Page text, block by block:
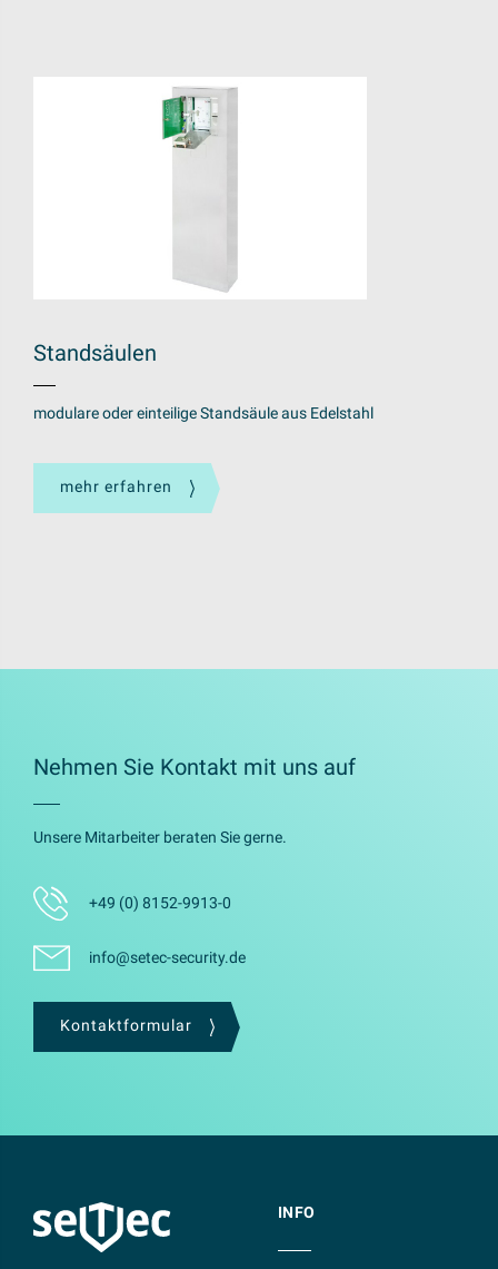
Standsäulen
modulare oder einteilige Standsäule aus Edelstahl
mehr erfahren
Nehmen Sie Kontakt mit uns auf
Unsere Mitarbeiter beraten Sie gerne.
+49 (0) 8152-9913-0
info@setec-security.de
Kontaktformular
INFO